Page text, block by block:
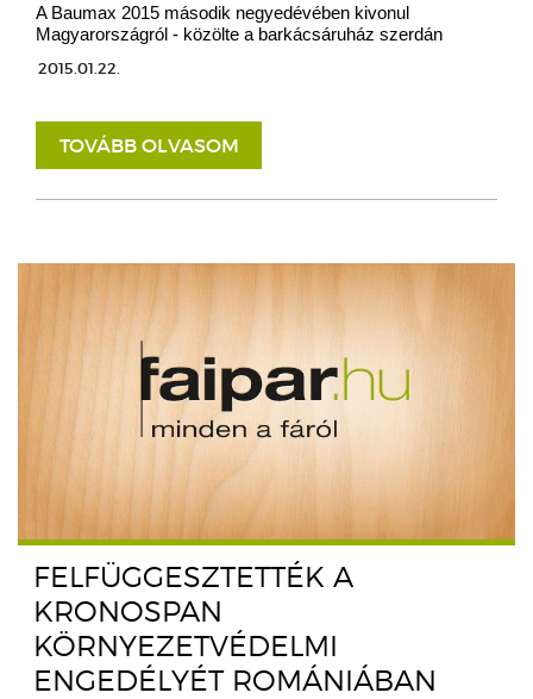
A Baumax 2015 második negyedévében kivonul
Magyarországról - közölte a barkácsáruház szerdán
2015.01.22.
TOVÁBB OLVASOM
FELFÜGGESZTETTÉK A
KRONOSPAN
KÖRNYEZETVÉDELMI
ENGEDÉLYÉT ROMÁNIÁBAN